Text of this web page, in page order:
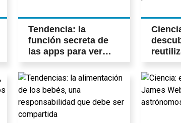
Tendencia: la
función secreta de
las apps para ver
contenidos sin
conexión a internet